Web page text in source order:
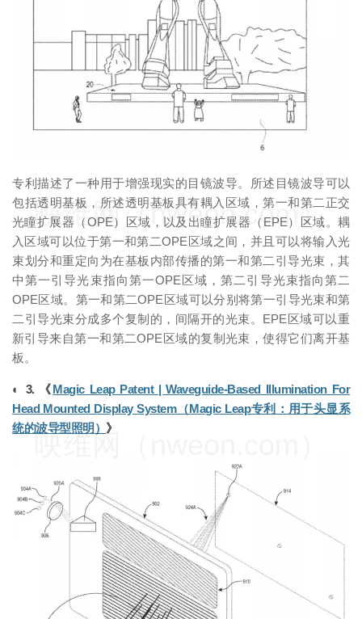
专利描述了一种用于增强现实的目镜波导。所述目镜波导可以
包括透明基板，所述透明基板具有耦入区域，第一和第二正交
光瞳扩展器（OPE）区域，以及出瞳扩展器（EPE）区域。耦
入区域可以位于第一和第二OPE区域之间，并且可以将输入光
束划分和重定向为在基板内部传播的第一和第二引导光束，其
中第一引导光束指向第一OPE区域，第二引导光束指向第二
OPE区域。第一和第二OPE区域可以分别将第一引导光束和第
二引导光束分成多个复制的，间隔开的光束。EPE区域可以重
新引导来自第一和第二OPE区域的复制光束，使得它们离开基
板。
◐ 3. 《Magic Leap Patent | Waveguide-Based Illumination For
Head Mounted Display System（Magic Leap专利：用于头显系
统的波导型照明） 》
映维网（nweon.com）
映维网（nweon.com）